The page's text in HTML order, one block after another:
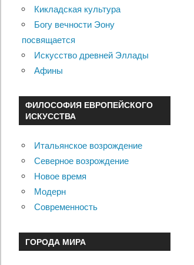
Кикладская культура
Богу вечности Эону
посвящается
Искусство древней Эллады
Афины
ФИЛОСОФИЯ ЕВРОПЕЙСКОГО
ИСКУССТВА
Итальянское возрождение
Северное возрождение
Новое время
Модерн
Современность
ГОРОДА МИРА